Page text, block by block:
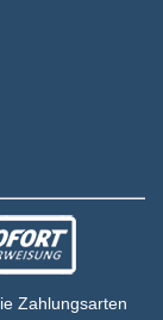
Zahlungsarten